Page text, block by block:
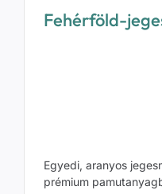
Fehérföld-
Egyedi, aranyos
prémium